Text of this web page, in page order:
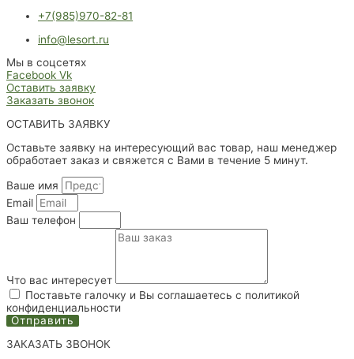
+7(985)970-82-81
info@lesort.ru
Мы в соцсетях
Facebook Vk
Оставить заявку
Заказать звонок
ОСТАВИТЬ ЗАЯВКУ
Оставьте заявку на интересующий вас товар, наш менеджер
обработает заказ и свяжется с Вами в течение 5 минут.
Ваше имя
Email
Ваш телефон
Что вас интересует
Поставьте галочку и Вы соглашаетесь с политикой
конфиденциальности
Отправить
ЗАКАЗАТЬ ЗВОНОК